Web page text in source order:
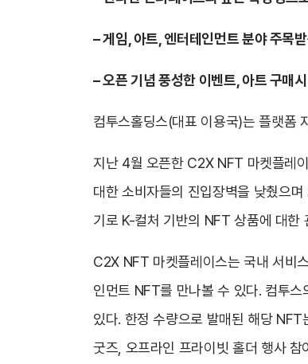
–게임, 아트, 엔터테인먼트 분야 주목
–오픈 기념 풍성한 이벤트, 아트 구매
컴투스홀딩스(대표 이용국)는 플랫폼
지난 4월 오픈한 C2X NFT 마켓플레
대한 소비자들의 진입장벽을 낮췄으
기로 K-컬처 기반의 NFT 상품에 대한
C2X NFT 마켓플레이스는 국내 서비
인먼트 NFT를 만나볼 수 있다. 컴투스
있다. 한정 수량으로 발매된 해당
굿즈, 오프라인 프라이빗 홀더 행사